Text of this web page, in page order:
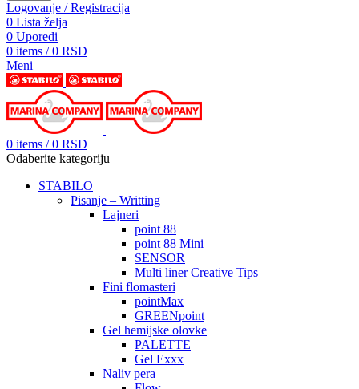
Logovanje / Registracija
0 Lista želja
0 Uporedi
0 items / 0 RSD
Meni
0 items / 0 RSD
Odaberite kategoriju
STABILO
Pisanje – Writting
Lajneri
point 88
point 88 Mini
SENSOR
Multi liner Creative Tips
Fini flomasteri
pointMax
GREENpoint
Gel hemijske olovke
PALETTE
Gel Exxx
Naliv pera